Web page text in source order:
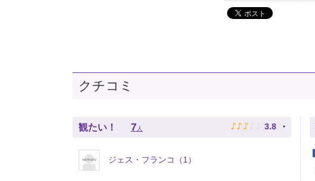
クチコミ
観たい！ 7 人 ♪ ♪ ♪ ♪ ♪ 3.8
ジェス・フランコ（1）